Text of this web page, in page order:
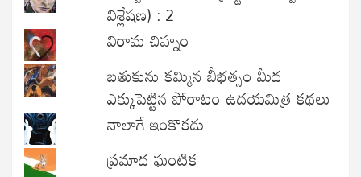
విశ్లేషణ) : 2
విరామ చిహ్నం
బతుకును కమ్మిన బీభత్సం మీద
ఎక్కుపెట్టిన పోరాటం ఉదయమిత్ర కథలు
నాలాగే ఇంకొకడు
ప్రమాద ఘంటిక